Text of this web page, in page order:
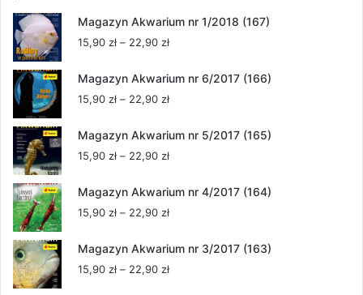
Magazyn Akwarium nr 1/2018 (167)
15,90 zł – 22,90 złZakres
od
Magazyn Akwarium nr 6/2017 (166)
15,90 zł – 22,90 złZakres
od
Magazyn Akwarium nr 5/2017 (165)
15,90 zł – 22,90 złZakres
od
Magazyn Akwarium nr 4/2017 (164)
15,90 zł – 22,90 złZakres
od
Magazyn Akwarium nr 3/2017 (163)
15,90 zł – 22,90 złZakres